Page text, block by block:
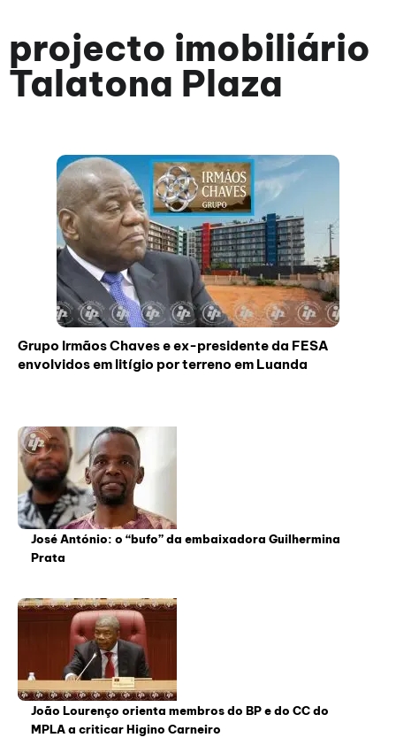
projecto imobiliário
Talatona Plaza
Grupo Irmãos Chaves e ex-presidente da FESA
envolvidos em litígio por terreno em Luanda
José António: o “bufo” da embaixadora Guilhermina
Prata
João Lourenço orienta membros do BP e do CC do
MPLA a criticar Higino Carneiro